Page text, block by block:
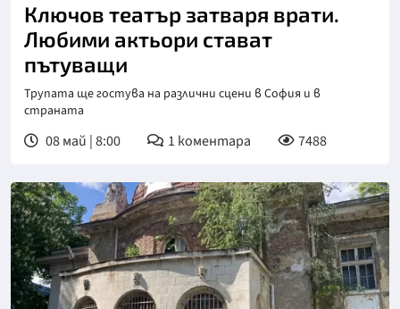
Ключов театър затваря врати.
Любими актьори стават
пътуващи
Трупата ще гостува на различни сцени в София и в
страната
08 май | 8:00 1 коментара 7488